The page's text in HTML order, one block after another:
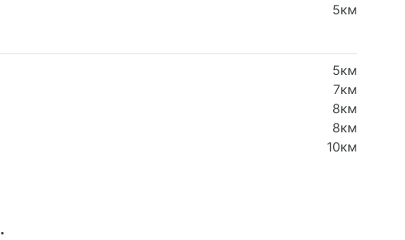
5км
5км
7км
8км
8км
10км
.